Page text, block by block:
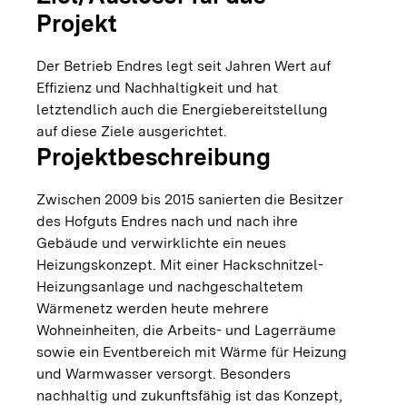
Projekt
Der Betrieb Endres legt seit Jahren Wert auf
Effizienz und Nachhaltigkeit und hat
letztendlich auch die Energiebereitstellung
auf diese Ziele ausgerichtet.
Projektbeschreibung
Zwischen 2009 bis 2015 sanierten die Besitzer
des Hofguts Endres nach und nach ihre
Gebäude und verwirklichte ein neues
Heizungskonzept. Mit einer Hackschnitzel-
Heizungsanlage und nachgeschaltetem
Wärmenetz werden heute mehrere
Wohneinheiten, die Arbeits- und Lagerräume
sowie ein Eventbereich mit Wärme für Heizung
und Warmwasser versorgt. Besonders
nachhaltig und zukunftsfähig ist das Konzept,